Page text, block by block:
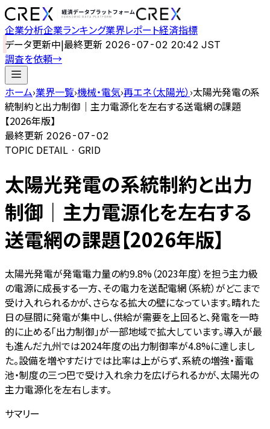
企業分析企業ランキング業界レポート経済指標
データ更新中|最終更新 2026-07-02 20:42 JST
調査を依頼→
ホーム›業界一覧›機械・電気›再エネ（太陽光） ›太陽光発電の系
統制約と出力制御｜主力電源化を左右する送電網の課題
【2026年版】
最終更新 2026-07-02
TOPIC DETAIL · GRID
太陽光発電の系統制約と出力
制御｜主力電源化を左右する
送電網の課題【2026年版】
太陽光発電が発電電力量の約9.8%（2023年度）を担う主力級
の電源に成長する一方、その電力を送配電網（系統）がどこまで
受け入れられるかが、さらなる拡大の壁になっています。晴れた
日の昼間に発電が集中し、供給が需要を上回ると、発電を一時
的に止める「出力制御」が一部地域で拡大しています。導入が最
も進んだ九州では2024年度の出力制御率が4.8%に達しまし
た。設備を増やすだけでは比率は上がらず、系統の増強・蓄電
池・制度の三つ巴で受け入れ余力を広げられるかが、太陽光の
主力電源化を左右します。
サマリー